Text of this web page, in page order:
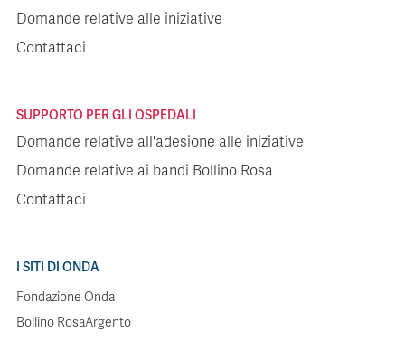
Domande relative alle iniziative
Contattaci
SUPPORTO PER GLI OSPEDALI
Domande relative all'adesione alle iniziative
Domande relative ai bandi Bollino Rosa
Contattaci
I SITI DI ONDA
Fondazione Onda
Bollino RosaArgento